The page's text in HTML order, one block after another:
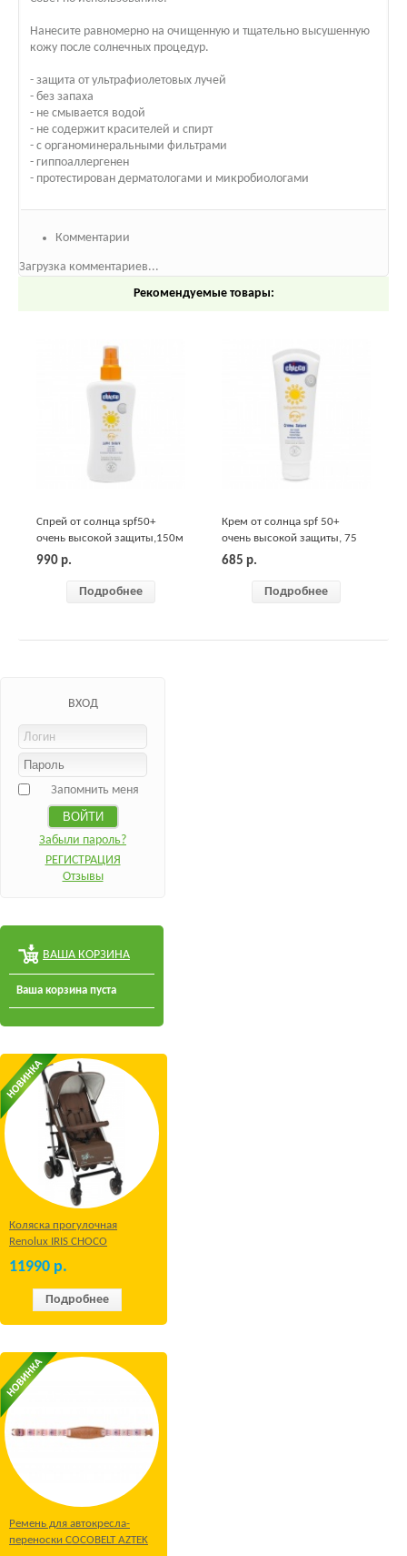
Нанесите равномерно на очищенную и тщательно высушенную
кожу после солнечных процедур.
- защита от ультрафиолетовых лучей
- без запаха
- не смывается водой
- не содержит красителей и спирт
- с органоминеральными фильтрами
- гиппоаллергенен
- протестирован дерматологами и микробиологами
Комментарии
Загрузка комментариев...
Рекомендуемые товары:
Спрей от солнца spf50+
очень высокой защиты,150м
Chicco
990 р.
Подробнее
Крем от солнца spf 50+
очень высокой защиты, 75
мл Chicco
685 р.
Подробнее
ВХОД
Запомнить меня
Забыли пароль?
РЕГИСТРАЦИЯ
Отзывы
ВАША КОРЗИНА
Ваша корзина пуста
Коляска прогулочная
Renolux IRIS CHOCO
11990 р.
Подробнее
Ремень для автокресла-
переноски COCOBELT AZTEK